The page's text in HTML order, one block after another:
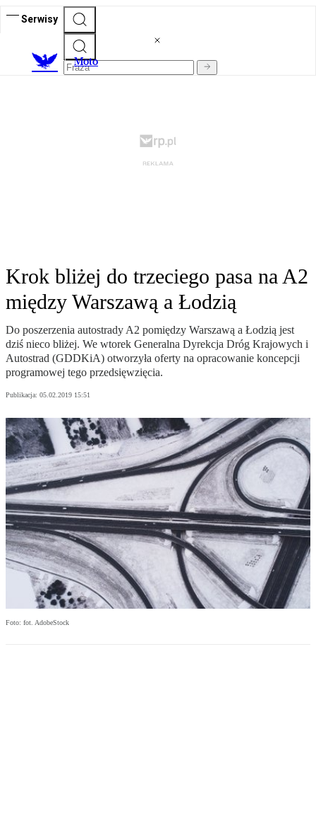
Serwisy
Moto
Krok bliżej do trzeciego pasa na A2
między Warszawą a Łodzią
Do poszerzenia autostrady A2 pomiędzy Warszawą a Łodzią jest
dziś nieco bliżej. We wtorek Generalna Dyrekcja Dróg Krajowych i
Autostrad (GDDKiA) otworzyła oferty na opracowanie koncepcji
programowej tego przedsięwzięcia.
Publikacja: 05.02.2019 15:51
Foto: fot. AdobeStock